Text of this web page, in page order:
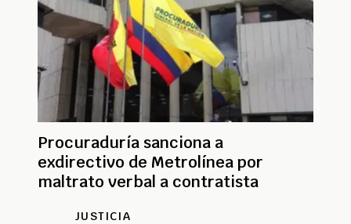
Procuraduría sanciona a
exdirectivo de Metrolínea por
maltrato verbal a contratista
JUSTICIA